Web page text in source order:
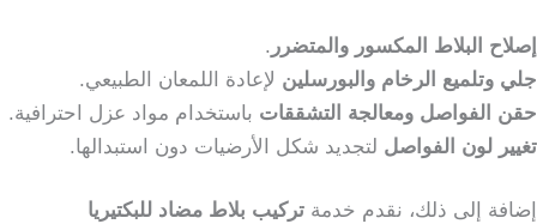
إصلاح البلاط المكسور والمتضرر .
جلي وتلميع الرخام والبورسلين لإعادة اللمعان الطبيعي.
حقن الفواصل ومعالجة التشققات باستخدام مواد عزل احترافية.
تغيير لون الفواصل لتجديد شكل الأرضيات دون استبدالها.
إضافة إلى ذلك، نقدم خدمة تركيب بلاط مضاد للبكتيريا